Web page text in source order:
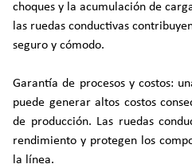
choques y la acumulación de
las ruedas conductivas
seguro y cómodo.
Garantía de procesos y costos:
puede generar altos costos
de producción. Las ruedas
rendimiento y protegen los
la línea.